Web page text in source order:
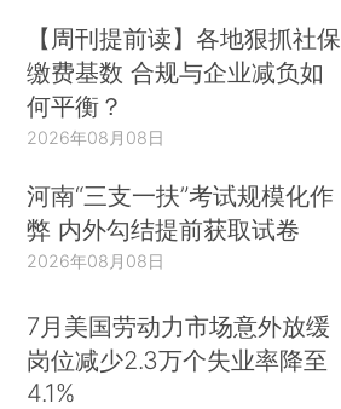
【周刊提前读】各地狠抓社保
缴费基数 合规与企业减负如
何平衡？
2026年08月08日
河南“三支一扶”考试规模化作
弊 内外勾结提前获取试卷
2026年08月08日
7月美国劳动力市场意外放缓
岗位减少2.3万个失业率降至
4.1%